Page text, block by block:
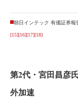
朝日インテック 有価証券報
[15][16][17][18]
第2代・宮田昌彦
外加速